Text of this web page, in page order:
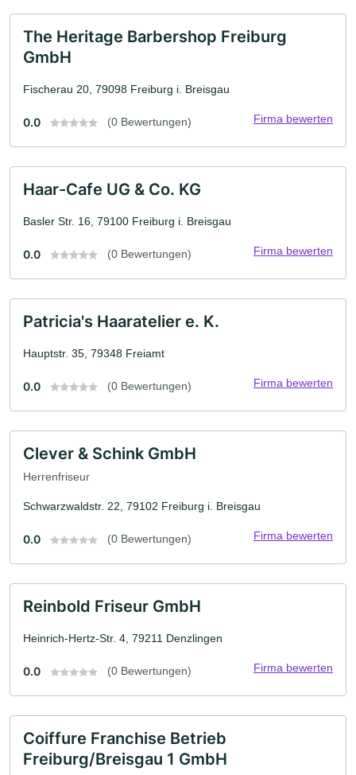
The Heritage Barbershop Freiburg
GmbH
Fischerau 20, 79098 Freiburg i. Breisgau
0.0 (0 Bewertungen) Firma bewerten
Haar-Cafe UG & Co. KG
Basler Str. 16, 79100 Freiburg i. Breisgau
0.0 (0 Bewertungen) Firma bewerten
Patricia's Haaratelier e. K.
Hauptstr. 35, 79348 Freiamt
0.0 (0 Bewertungen) Firma bewerten
Clever & Schink GmbH
Herrenfriseur
Schwarzwaldstr. 22, 79102 Freiburg i. Breisgau
0.0 (0 Bewertungen) Firma bewerten
Reinbold Friseur GmbH
Heinrich-Hertz-Str. 4, 79211 Denzlingen
0.0 (0 Bewertungen) Firma bewerten
Coiffure Franchise Betrieb
Freiburg/Breisgau 1 GmbH